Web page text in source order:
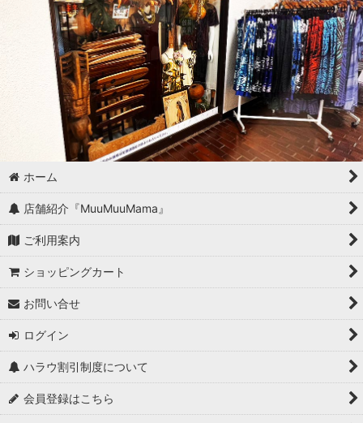
ホーム
店舗紹介『MuuMuuMama』
ご利用案内
ショッピングカート
お問い合せ
ログイン
ハラウ割引制度について
会員登録はこちら